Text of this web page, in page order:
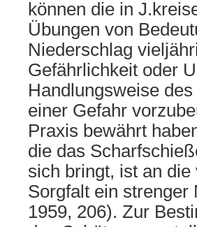
können die in
Übungen von
Niederschlag
Gefährlichkeit oder
Handlungsweise
einer Gefahr
Praxis bewährt
die das
sich bringt, ist an
Sorgfalt ein strenger
1959, 206). Zur